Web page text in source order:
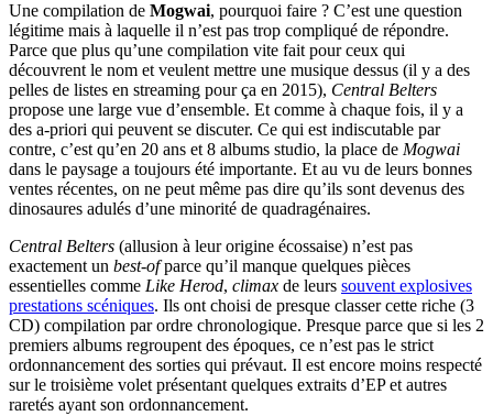
Une compilation de Mogwai, pourquoi faire ? C’est une question
légitime mais à laquelle il n’est pas trop compliqué de répondre.
Parce que plus qu’une compilation vite fait pour ceux qui
découvrent le nom et veulent mettre une musique dessus (il y a des
pelles de listes en streaming pour ça en 2015), Central Belters
propose une large vue d’ensemble. Et comme à chaque fois, il y a
des a-priori qui peuvent se discuter. Ce qui est indiscutable par
contre, c’est qu’en 20 ans et 8 albums studio, la place de Mogwai
dans le paysage a toujours été importante. Et au vu de leurs bonnes
ventes récentes, on ne peut même pas dire qu’ils sont devenus des
dinosaures adulés d’une minorité de quadragénaires.
Central Belters (allusion à leur origine écossaise) n’est pas
exactement un best-ofparce qu’il manque quelques pièces
essentielles comme Like Herod, climax de leurs souvent explosives
prestations scéniques. Ils ont choisi de presque classer cette riche (3
CD) compilation par ordre chronologique. Presque parce que si les 2
premiers albums regroupent des époques, ce n’est pas le strict
ordonnancement des sorties qui prévaut. Il est encore moins respecté
sur le troisième volet présentant quelques extraits d’EP et autres
raretés ayant son ordonnancement.